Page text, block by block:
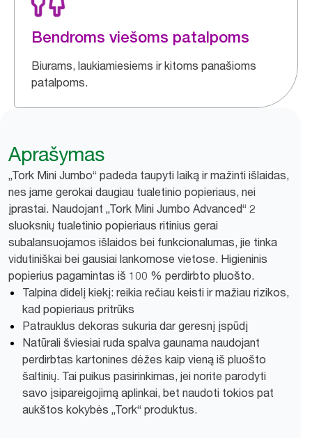
Bendroms viešoms patalpoms
Biurams, laukiamiesiems ir kitoms panašioms
patalpoms.
Aprašymas
„Tork Mini Jumbo“ padeda taupyti laiką ir mažinti išlaidas,
nes jame gerokai daugiau tualetinio popieriaus, nei
įprastai. Naudojant „Tork Mini Jumbo Advanced“ 2
sluoksnių tualetinio popieriaus ritinius gerai
subalansuojamos išlaidos bei funkcionalumas, jie tinka
vidutiniškai bei gausiai lankomose vietose. Higieninis
popierius pagamintas iš 100 % perdirbto pluošto.
Talpina didelį kiekį: reikia rečiau keisti ir mažiau rizikos,
kad popieriaus pritrūks
Patrauklus dekoras sukuria dar geresnį įspūdį
Natūrali šviesiai ruda spalva gaunama naudojant
perdirbtas kartonines dėžes kaip vieną iš pluošto
šaltinių. Tai puikus pasirinkimas, jei norite parodyti
savo įsipareigojimą aplinkai, bet naudoti tokios pat
aukštos kokybės „Tork“ produktus.